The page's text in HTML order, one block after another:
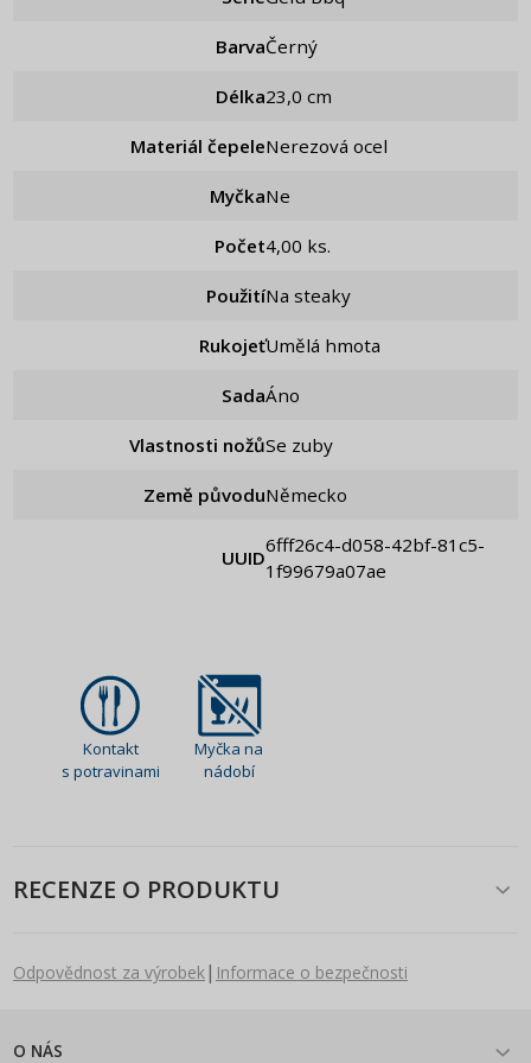
Barva Černý
Délka 23,0 cm
Materiál čepele Nerezová ocel
Myčka Ne
Počet 4,00 ks.
Použití Na steaky
Rukojeť Umělá hmota
Sada áno
Vlastnosti nožů Se zuby
Země původu Německo
UUID
6fff26c4-d058-42bf-81c5-
1f99679a07ae
Kontakt
s potravinami
Myčka na
nádobí
RECENZE O PRODUKTU
Odpovědnost za výrobek| Informace o bezpečnosti
O NÁS